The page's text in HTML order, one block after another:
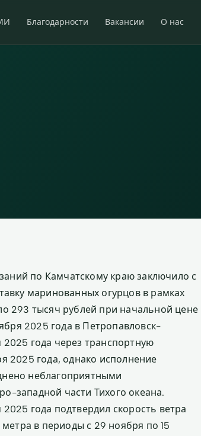
Благодарности Вакансии О нас
по Камчатскому краю заключило с
маринованных огурцов в рамках
293 тысяч рублей при начальной цене
2025 года в Петропавловск-
года через транспортную
2025 года, однако исполнение
неблагоприятными
западной части Тихого океана.
года подтвердил скорость ветра
в периоды с 29 ноября по 15